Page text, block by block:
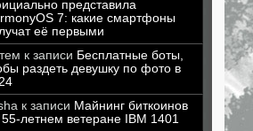
представила
7: какие смартфоны
её первыми
к записи Бесплатные боты,
раздеть девушку по фото в
к записи Майнинг биткоинов
55-летнем ветеране IBM 1401